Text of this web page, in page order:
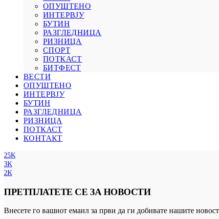
ОПУШТЕНО
ИНТЕРВЈУ
БУТИН
РАЗГЛЕДНИЦА
РИЗНИЦА
СПОРТ
ПОТКАСТ
БИТФЕСТ
ВЕСТИ
ОПУШТЕНО
ИНТЕРВЈУ
БУТИН
РАЗГЛЕДНИЦА
РИЗНИЦА
ПОТКАСТ
КОНТАКТ
25K
3K
2K
ПРЕТПЛАТЕТЕ СЕ ЗА НОВОСТИ
Внесете го вашиот емаил за први да ги добивате нашите